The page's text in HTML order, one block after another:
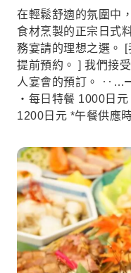
在輕鬆舒適的氛圍中
食材烹製的正宗日式
務宴請的理想之選。
提前預約。 ] 我們接
人宴會的預訂。
・每日特餐 1000日
1200日元 *午餐供應